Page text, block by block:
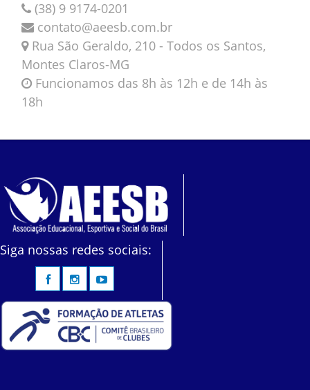
(38) 9 9174-0201
contato@aeesb.com.br
Rua São Geraldo, 210 - Todos os Santos,
Montes Claros-MG
Funcionamos das 8h às 12h e de 14h às
18h
Siga nossas redes sociais: